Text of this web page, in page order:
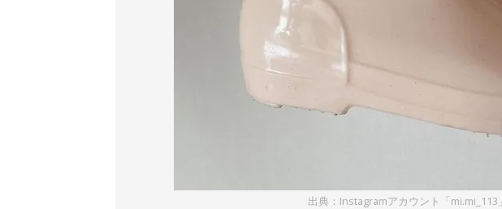
出典：Instagramアカウント「mi.mi_113」